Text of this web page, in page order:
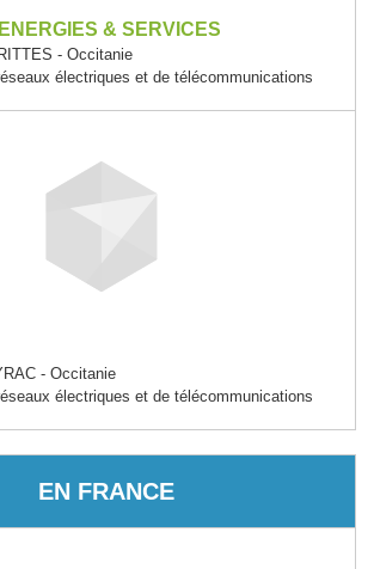
& SERVICES
- Occitanie
électriques et de télécommunications
- Occitanie
électriques et de télécommunications
EN FRANCE